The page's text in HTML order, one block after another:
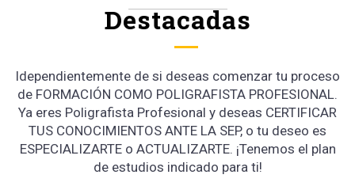
Destacadas
Idependientemente de si deseas comenzar tu proceso
de FORMACIÓN COMO POLIGRAFISTA PROFESIONAL.
Ya eres Poligrafista Profesional y deseas CERTIFICAR
TUS CONOCIMIENTOS ANTE LA SEP, o tu deseo es
ESPECIALIZARTE o ACTUALIZARTE. ¡Tenemos el plan
de estudios indicado para ti!